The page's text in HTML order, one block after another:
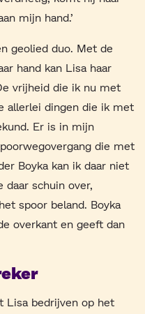
mijn hand.’
geolied duo. Met de
hand kan Lisa haar
vrijheid die ik nu met
allerlei dingen die ik met
Er is in mijn
die met
Boyka kan ik daar niet
daar schuin over,
spoor beland. Boyka
overkant en geeft dan
Lisa bedrijven op het